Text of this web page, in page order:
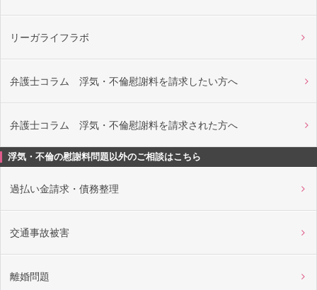
リーガライフラボ
弁護士コラム 浮気・不倫慰謝料を請求したい方へ
弁護士コラム 浮気・不倫慰謝料を請求された方へ
浮気・不倫の慰謝料問題以外のご相談はこちら
過払い金請求・債務整理
交通事故被害
離婚問題